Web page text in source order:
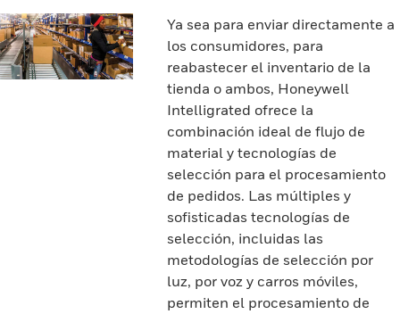
Ya sea para enviar directamente a
los consumidores, para
reabastecer el inventario de la
tienda o ambos, Honeywell
Intelligrated ofrece la
combinación ideal de flujo de
material y tecnologías de
selección para el procesamiento
de pedidos. Las múltiples y
sofisticadas tecnologías de
selección, incluidas las
metodologías de selección por
luz, por voz y carros móviles,
permiten el procesamiento de